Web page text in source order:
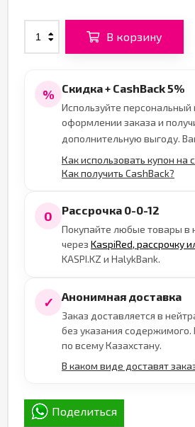
В корзину
% Скидка + CashBack 5%
Используйте персональный
оформлении заказа и
дополнительную выгоду.
Как использовать купон на
Как получить CashBack?
0 Рассрочка 0-0-12
Покупайте любые товары в
через KaspiRed, рассрочку
KASPI.KZ и HalykBank.
✓ Анонимная доставка
Заказ доставляется в
без указания
по всему Казахстану.
В каком виде доставят
Поделиться